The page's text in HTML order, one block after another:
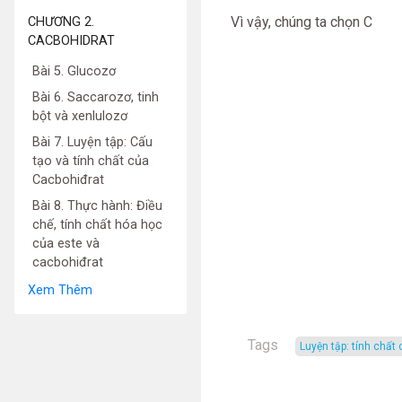
CHƯƠNG 2.
CACBOHIDRAT
Bài 5. Glucozơ
Bài 6. Saccarozơ, tinh
bột và xenlulozơ
Bài 7. Luyện tập: Cấu
tạo và tính chất của
Cacbohiđrat
Bài 8. Thực hành: Điều
chế, tính chất hóa học
của este và
cacbohiđrat
Xem Thêm
Vì vậy, chúng ta chọn C
Tags luyện tập: tính chất